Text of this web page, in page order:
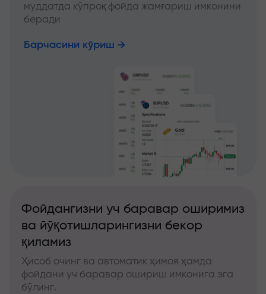
муддатда кўпроқ фойда жамғариш имконини
беради
Барчасини кўриш
Фойдангизни уч баравар оширимиз
ва йўқотишларингизни бекор
қиламиз
Ҳисоб очинг ва автоматик ҳимоя ҳамда
фойдани уч баравар ошириш имконига эга
бўлинг.